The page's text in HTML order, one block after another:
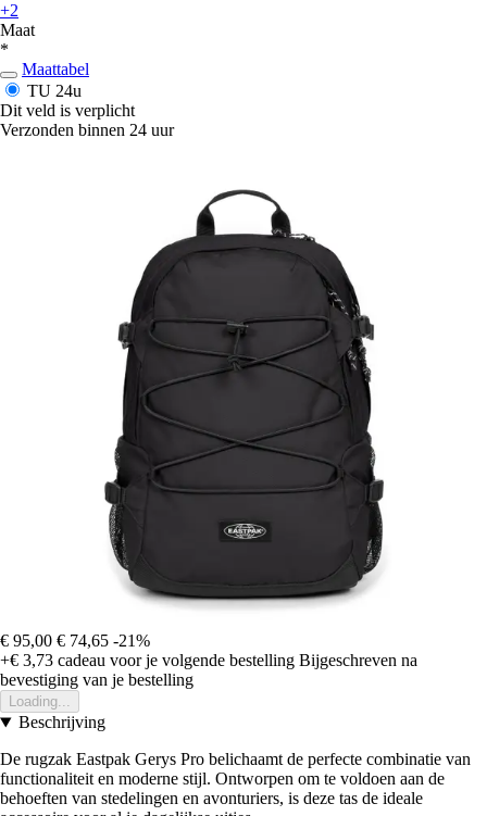
+2
Maat
*
Maattabel
TU 24u
Dit veld is verplicht
Verzonden binnen 24 uur
€ 95,00 € 74,65 -21%
+€ 3,73 cadeau voor je volgende bestelling Bijgeschreven na
bevestiging van je bestelling
Loading...
Beschrijving
De rugzak Eastpak Gerys Pro belichaamt de perfecte combinatie van
functionaliteit en moderne stijl. Ontworpen om te voldoen aan de
behoeften van stedelingen en avonturiers, is deze tas de ideale